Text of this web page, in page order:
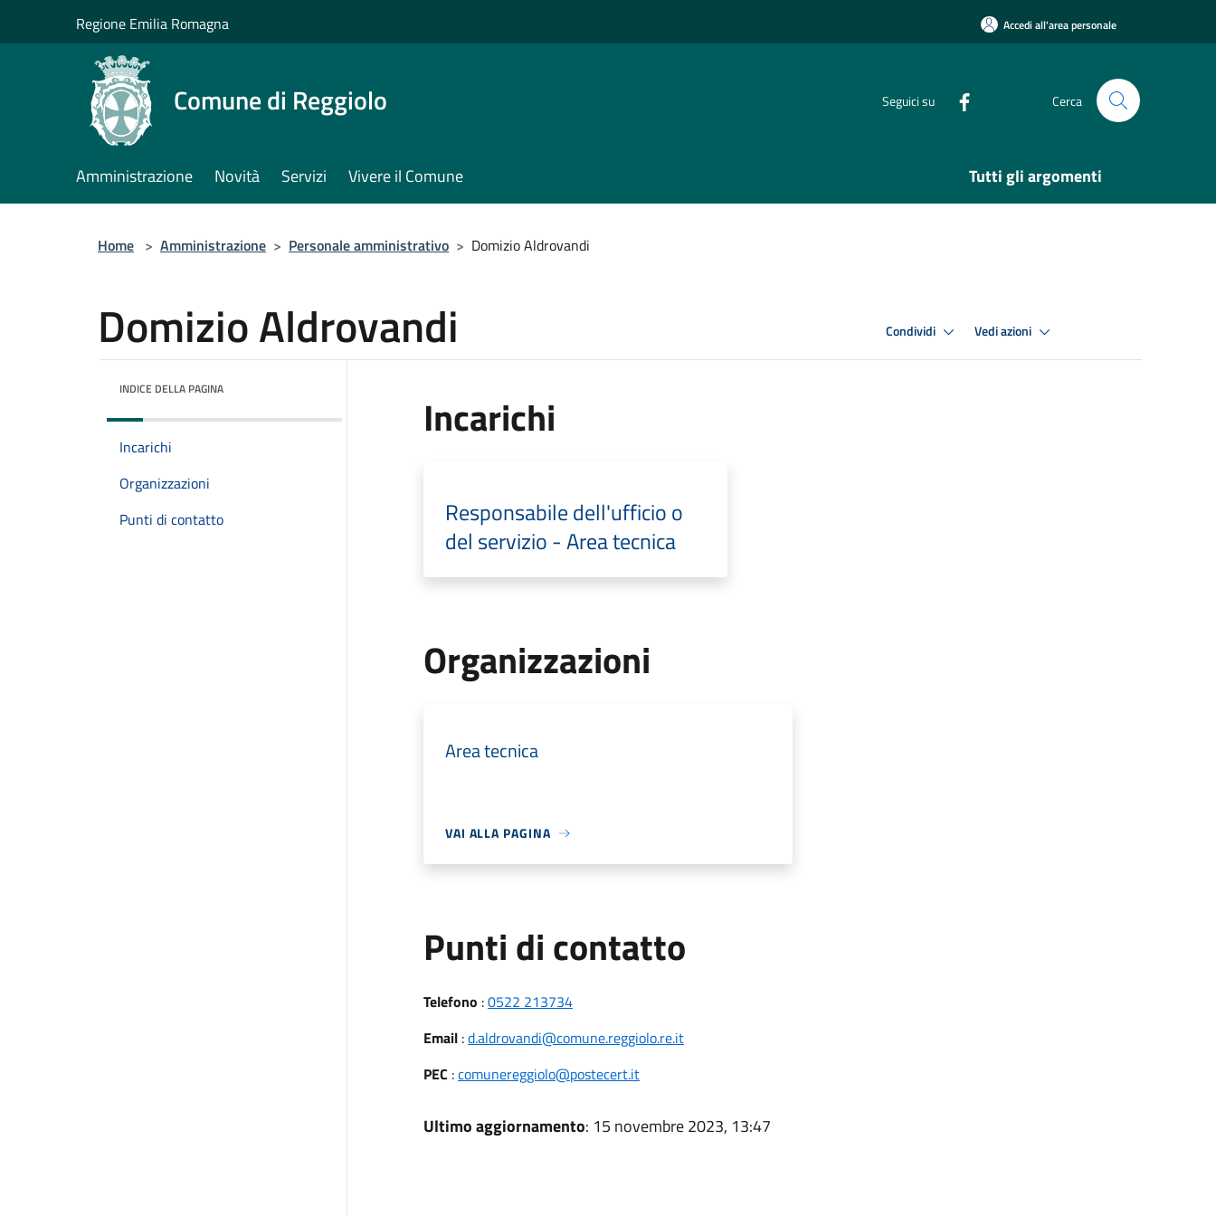
Regione Emilia Romagna Accedi all'area personale
Comune di Reggiolo Seguici su Cerca
Amministrazione Novità Servizi Vivere il Comune Tutti gli argomenti
Home > Amministrazione > Personale amministrativo > Domizio Aldrovandi
Domizio Aldrovandi Condividi Vedi azioni
INDICE DELLA PAGINA
Incarichi
Organizzazioni
Punti di contatto
Incarichi
Responsabile dell'ufficio o
del servizio - Area tecnica
Organizzazioni
Area tecnica
VAI ALLA PAGINA
Punti di contatto
Telefono :0522 213734
Email:d.aldrovandi@comune.reggiolo.re.it
PEC :comunereggiolo@postecert.it
Ultimo aggiornamento: 15 novembre 2023, 13:47